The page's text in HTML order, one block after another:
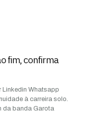
fim, confirma
Whatsapp
à carreira solo.
da banda Garota